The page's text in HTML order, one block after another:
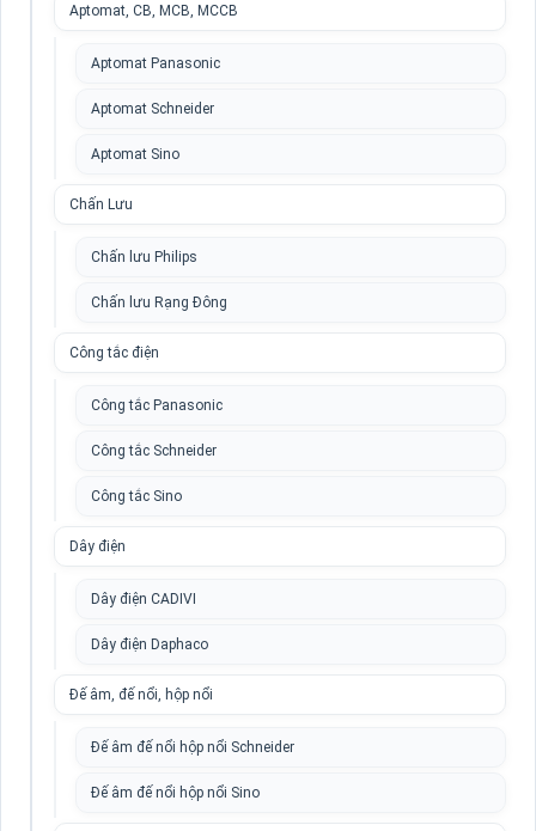
Aptomat, CB, MCB, MCCB
Aptomat Panasonic
Aptomat Schneider
Aptomat Sino
Chấn Lưu
Chấn lưu Philips
Chấn lưu Rạng Đông
Công tắc điện
Công tắc Panasonic
Công tắc Schneider
Công tắc Sino
Dây điện
Dây điện CADIVI
Dây điện Daphaco
Đế âm, đế nổi, hộp nổi
Đế âm đế nổi hộp nổi Schneider
Đế âm đế nổi hộp nổi Sino